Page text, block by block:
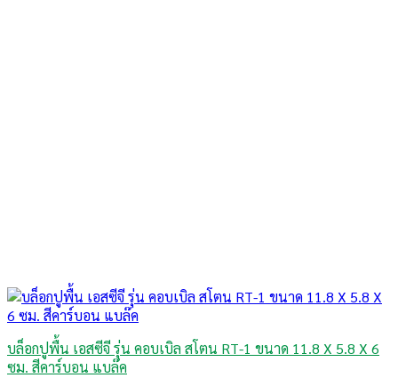
บล็อกปูพื้น เอสซีจี รุ่น คอบเบิล สโตน RT-1 ขนาด 11.8 X 5.8 X 6
ซม. สีคาร์บอน แบล๊ค